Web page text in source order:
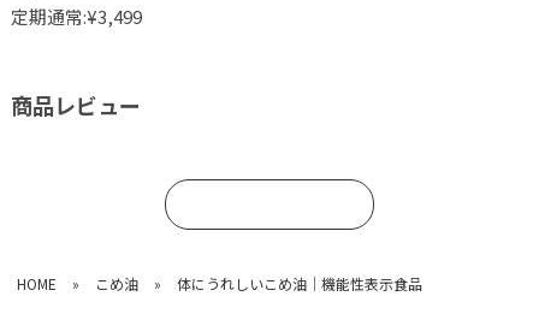
定期通常:¥3,499
商品レビュー
HOME » こめ油 » 体にうれしいこめ油│機能性表示食品